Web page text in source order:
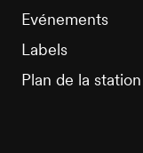
Evénements
Labels
Plan de la station